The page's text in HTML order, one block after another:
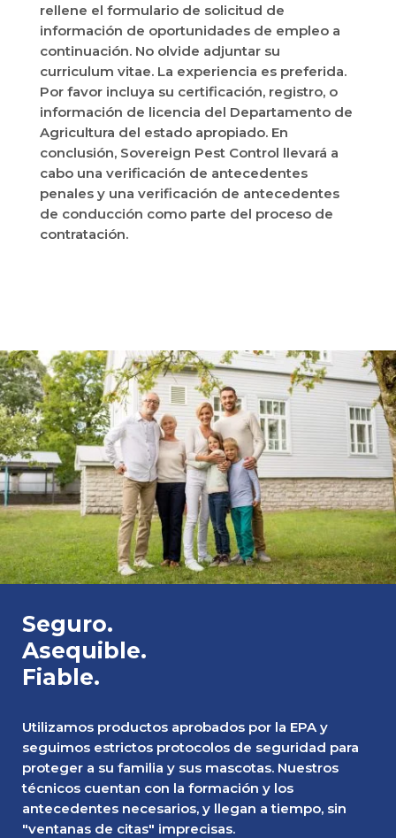
rellene el formulario de solicitud de
información de oportunidades de empleo a
continuación. No olvide adjuntar su
curriculum vitae. La experiencia es preferida.
Por favor incluya su certificación, registro, o
información de licencia del Departamento de
Agricultura del estado apropiado. En
conclusión, Sovereign Pest Control llevará a
cabo una verificación de antecedentes
penales y una verificación de antecedentes
de conducción como parte del proceso de
contratación.
Seguro.
Asequible.
Fiable.
Utilizamos productos aprobados por la EPA y
seguimos estrictos protocolos de seguridad para
proteger a su familia y sus mascotas. Nuestros
técnicos cuentan con la formación y los
antecedentes necesarios, y llegan a tiempo, sin
"ventanas de citas" imprecisas.